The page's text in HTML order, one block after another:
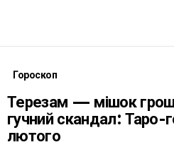
Гороскоп
Терезам — мішок
гучний скандал: Таро-
лютого